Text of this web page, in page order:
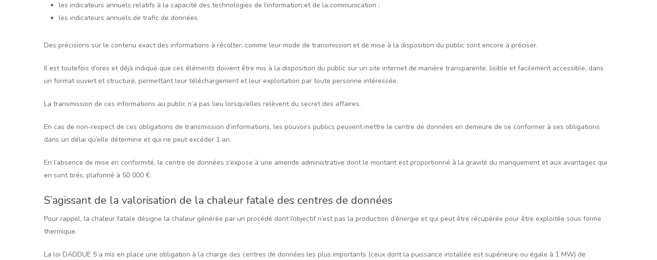
les indicateurs annuels relatifs à la capacité des technologies de l’information et de la communication ;
les indicateurs annuels de trafic de données.
Des précisions sur le contenu exact des informations à récolter, comme leur mode de transmission et de mise à la disposition du public sont encore à préciser.
Il est toutefois d’ores et déjà indiqué que ces éléments doivent être mis à la disposition du public sur un site internet de manière transparente, lisible et facilement accessible, dans
un format ouvert et structuré, permettant leur téléchargement et leur exploitation par toute personne intéressée.
La transmission de ces informations au public n’a pas lieu lorsqu’elles relèvent du secret des affaires.
En cas de non-respect de ces obligations de transmission d’informations, les pouvoirs publics peuvent mettre le centre de données en demeure de se conformer à ses obligations
dans un délai qu’elle détermine et qui ne peut excéder 1 an.
En l’absence de mise en conformité, le centre de données s’expose à une amende administrative dont le montant est proportionné à la gravité du manquement et aux avantages qui
en sont tirés, plafonné à 50 000 €.
S’agissant de la valorisation de la chaleur fatale des centres de données
Pour rappel, la chaleur fatale désigne la chaleur générée par un procédé dont l’objectif n’est pas la production d’énergie et qui peut être récupérée pour être exploitée sous forme
thermique.
La loi DADDUE 5 a mis en place une obligation à la charge des centres de données les plus importants (ceux dont la puissance installée est supérieure ou égale à 1 MW) de